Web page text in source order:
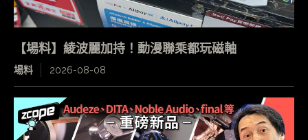
【場料】綾波麗加持！動漫聯乘都玩磁軸
場料 2026-08-08